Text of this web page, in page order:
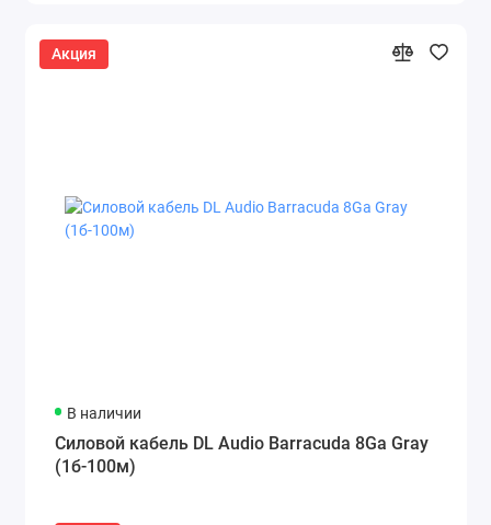
Акция
В наличии
Силовой кабель DL Audio Barracuda 8Ga Gray
(1б-100м)